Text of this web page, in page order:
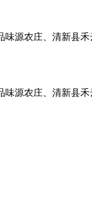
源农庄、清新县禾
源农庄、清新县禾